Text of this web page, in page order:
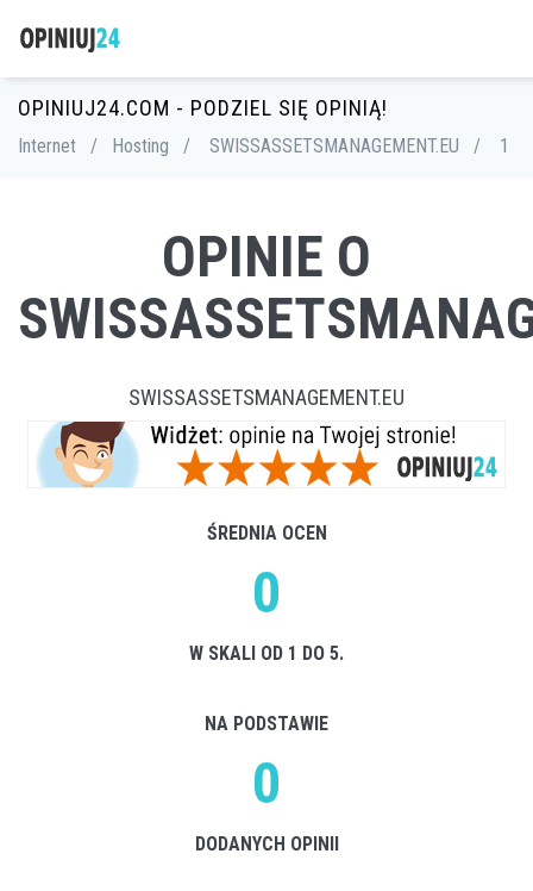
OPINIUJ24.COM - PODZIEL SIĘ OPINIĄ!
Internet / Hosting / SWISSASSETSMANAGEMENT.EU / 1
OPINIE O
SWISSASSETSMANAGEMENT.EU
ŚREDNIA OCEN
0
W SKALI OD 1 DO 5.
NA PODSTAWIE
0
DODANYCH OPINII